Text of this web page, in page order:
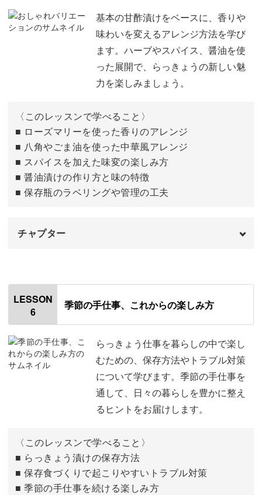
瓶にらっきょうを入れる 02:20
03:06
04:39
醤油漬けの作り方
醤油漬けの材料について
らっきょうを瓶に入れる
調味料を混ぜて加熱する
基本の甘酢漬けをベースに、香りや
味わいを変えるアレンジ方法を学び
ます。ハーブやスパイス、醤油を使
った展開で、らっきょうの新しい魅
力を楽しみましょう。
〈このレッスンで学べること〉
■ ローズマリーを使った香りのアレンジ
■ 八角やごま油を使った中華風アレンジ
■ スパイスを加えた味変の楽しみ方
■ 醤油漬けの作り方と味の特徴
■ 保存瓶のラベリングや管理の工夫
チャプター
使用材料・道具
洋風のアレンジの仕方
中華風のアレンジの仕方 02:55
コチュジャン風味のらっきょうを漬ける 03:50
カレー風味のスパイスらっきょうを漬ける 06:54
LESSON
6
季節の手仕事、これからの楽しみ方
らっきょう仕事を暮らしの中で楽し
むための、保存方法やトラブル対策
について学びます。季節の手仕事を
通して、日々の暮らしを豊かに整え
るヒントをお届けします。
〈このレッスンで学べること〉
■ らっきょう漬けの保存方法
■ 保存食づくりで起こりやすいトラブル対策
■ 季節の手仕事を続ける楽しみ方